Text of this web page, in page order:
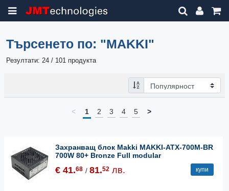
Търсенето по: "MAKKI"
Резултати: 24 / 101 продукта
< 1 2 3 4 5 >
Захранващ блок Makki MAKKI-ATX-700M-BR
700W 80+ Bronze Full modular
€ 41.68 / 81.52 лв. купи